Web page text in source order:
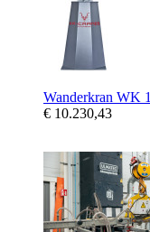
Wanderkran WK 1
€ 10.230,43